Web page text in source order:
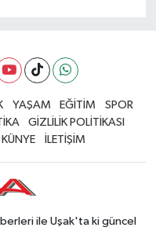
YAŞAM EĞİTİM
SPOR
GİZLİLİK POLİTİKASI
KÜNYE İLETİŞİM
ile Uşak'ta ki güncel